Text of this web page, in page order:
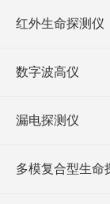
红外生命探测仪
数字波高仪
漏电探测仪
多模复合型生命